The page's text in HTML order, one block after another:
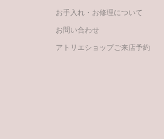
お手入れ・お修理について
お問い合わせ
アトリエショップご来店予約